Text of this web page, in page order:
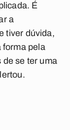
É
a
tiver dúvida,
forma pela
de se ter uma